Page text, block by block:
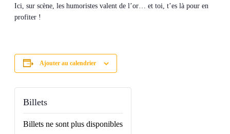
Ici, sur scène, les humoristes valent de l’or… et toi, t’es là pour en
profiter !
Ajouter au calendrier
Billets
Billets ne sont plus disponibles